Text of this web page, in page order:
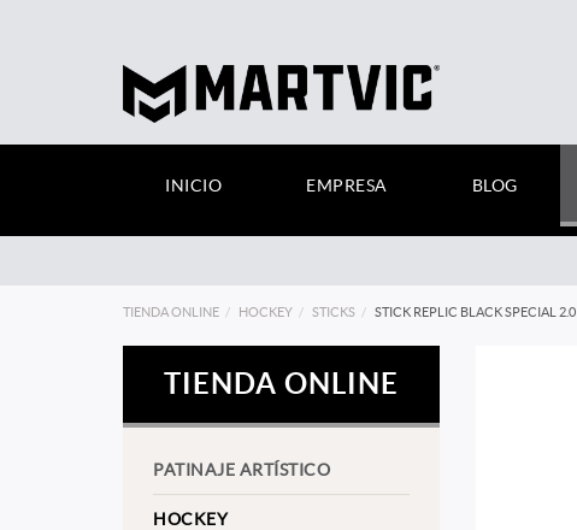
INICIO EMPRESA BLOG
TIENDA ONLINE HOCKEY STICKS STICK REPLIC BLACK SPECIAL 2.0
TIENDA ONLINE
PATINAJE ARTÍSTICO
HOCKEY